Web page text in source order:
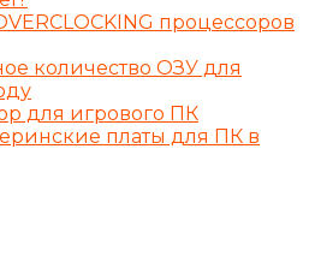
процессоров
количество ОЗУ для
для игрового ПК
платы для ПК в